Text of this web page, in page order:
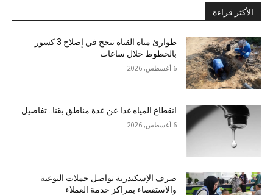
الأكثر قراءة
طوارئ مياه القناة تنجح في إصلاح 3 كسور
بالخطوط خلال ساعات
6 أغسطس, 2026
انقطاع المياه غدا عن عدة مناطق بقنا.. تفاصيل
6 أغسطس, 2026
صرف الإسكندرية تواصل حملات التوعية
والاستقصاء بمراكز خدمة العملاء